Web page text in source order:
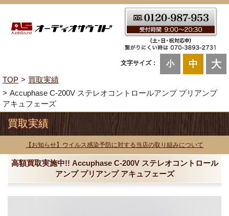
文字サイズ： 小 中 大
TOP
買取実績
Accuphase C-200V ステレオコントロールアンプ プリアンプ
アキュフェーズ
買取実績
【お知らせ】ウイルス感染予防に対する当店の取り組みについて
高額買取実施中!! Accuphase C-200V ステレオコントロール
アンプ プリアンプ アキュフェーズ